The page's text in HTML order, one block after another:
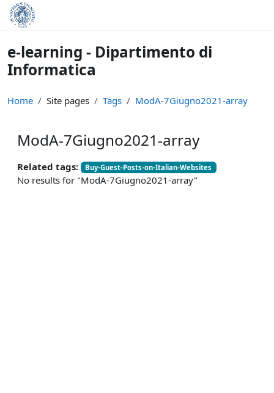
Skip to main content
e-learning - Dipartimento di
Informatica
Home Site pages Tags ModA-7Giugno2021-array
ModA-7Giugno2021-array
Related tags: Buy-Guest-Posts-on-Italian-Websites
No results for "ModA-7Giugno2021-array"